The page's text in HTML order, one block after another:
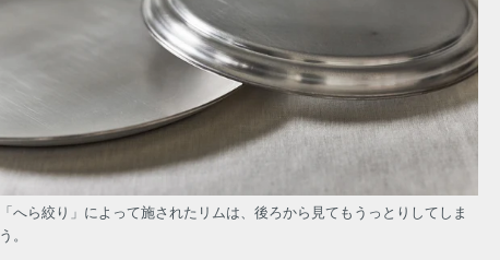
「へら絞り」によって施されたリムは、後ろから見てもうっとりしてしま
う。